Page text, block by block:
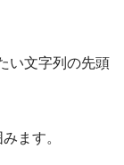
い文字列の先頭
ます。